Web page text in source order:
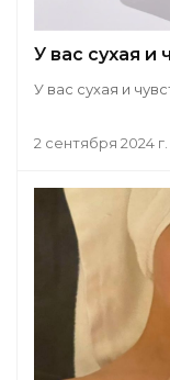
У вас сухая и
У вас сухая и
2 сентября 2024 г.